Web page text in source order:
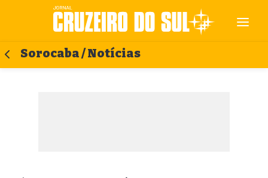
Sorocaba / Notícias